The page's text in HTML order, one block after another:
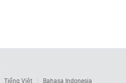
Tiếng Việt Bahasa Indonesia